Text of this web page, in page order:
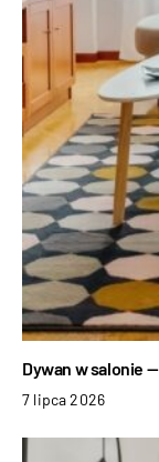
Dywan w salonie
7 lipca 2026